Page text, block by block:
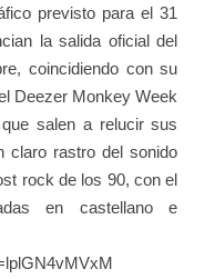
previsto para el 31
la salida oficial del
coincidiendo con su
Deezer Monkey Week
salen a relucir sus
claro rastro del sonido
rock de los 90, con el
en castellano e